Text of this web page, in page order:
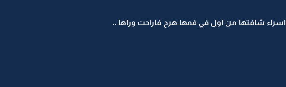
شافتها من اول في فمها هرج فاراحت وراها ..